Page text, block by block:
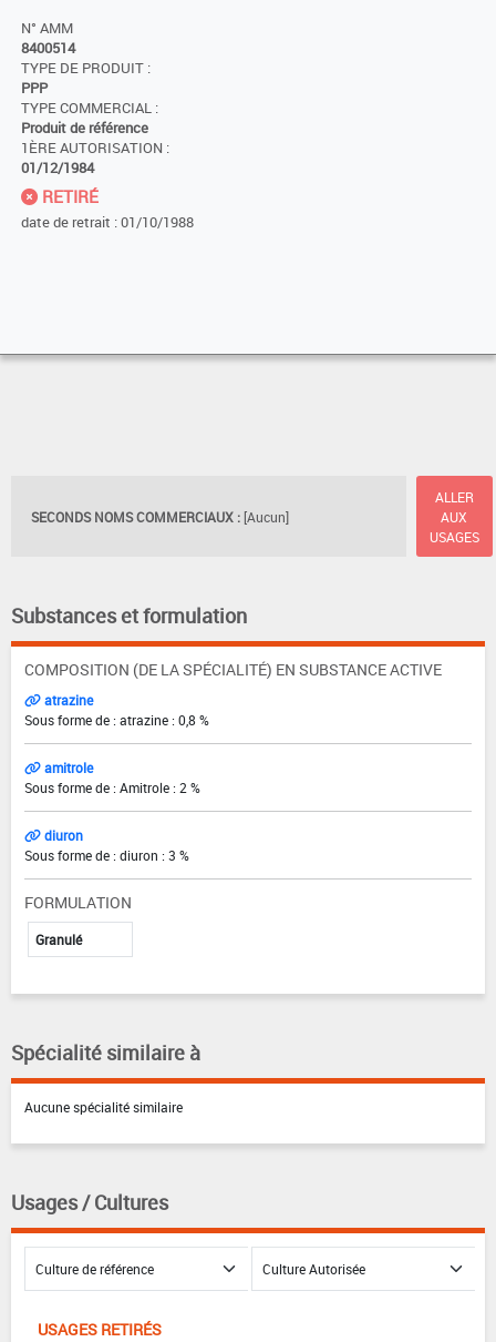
N° AMM
8400514
TYPE DE PRODUIT :
PPP
TYPE COMMERCIAL :
Produit de référence
1ÈRE AUTORISATION :
01/12/1984
RETIRÉ
date de retrait : 01/10/1988
SECONDS NOMS COMMERCIAUX : [Aucun]
ALLER
AUX
USAGES
Substances et formulation
COMPOSITION (DE LA SPÉCIALITÉ) EN SUBSTANCE ACTIVE
atrazine
Sous forme de : atrazine : 0,8 %
amitrole
Sous forme de : Amitrole : 2 %
diuron
Sous forme de : diuron : 3 %
FORMULATION
Granulé
Spécialité similaire à
Aucune spécialité similaire
Usages / Cultures
USAGES RETIRÉS